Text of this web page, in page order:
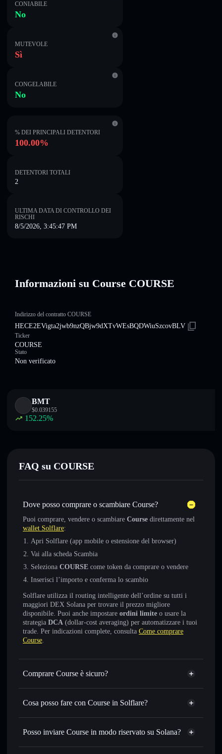
CONIABILE
No
MUTEVOLE
Sì
CONGELABILE
No
% DEI PRINCIPALI DETENTORI
100.00%
DETENTORI TOTALI
2
ULTIMA DATA DI CONTROLLO DEI
RISCHI
8/5/2026, 3:45:47 PM
Informazioni su Course COURSE
Indirizzo del contratto COURSE
HECE2EVigta2jwb9nzQBjw9dXTvWEsBQDWiuSzcovBLV
Ticker
COURSE
Stato
Non verificato
BMT
$0.039155
152.25%
FAQ su COURSE
Dove posso comprare o scambiare Course?
Puoi comprare, vendere o scambiare Course direttamente nel
wallet Solflare:
Apri Solflare (app mobile o estensione del browser)
Vai alla scheda Scambia
Seleziona COURSE come token da comprare o vendere
Inserisci l’importo e conferma lo scambio
Solflare utilizza il routing intelligente dell’ordine su tutti i
maggiori DEX Solana per trovare il prezzo migliore
disponibile. Puoi anche impostare ordini limite o usare la
strategia DCA (dollar-cost averaging) per automatizzare i tuoi
trade. Per indicazioni complete, consulta Come comprare
Course.
Comprare Course è sicuro?
Course non è verificato
Cosa posso fare con Course in Solflare?
Course
wallet Solflare
Scambiare istantaneamente— scambia COURSE in
migliore con il routing intelligente dell’ordine
Posso inviare Course in modo riservato su Solana?
Aggregatore di privacy